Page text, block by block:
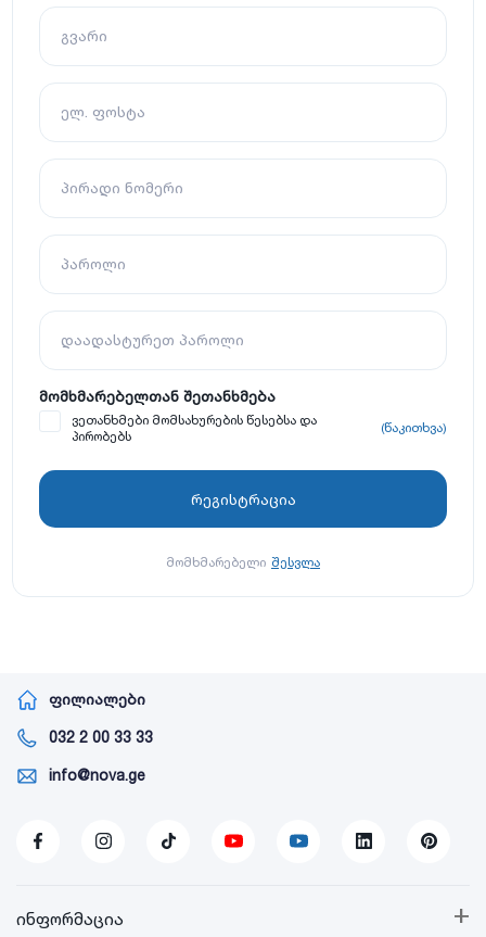
გვარი
ელ. ფოსტა
პირადი ნომერი
პაროლი
დაადასტურეთ პაროლი
მომხმარებელთან შეთანხმება
ვეთანხმები მომსახურების წესებსა და
პირობებს
(წაკითხვა)
მომხმარებელი შესვლა
ფილიალები
032 2 00 33 33
info@nova.ge
+
ინფორმაცია